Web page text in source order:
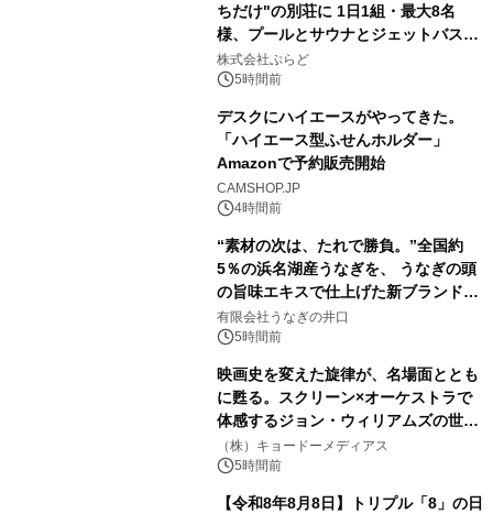
ちだけ"の別荘に 1日1組・最大8名
様、プールとサウナとジェットバス付
きで Villa Mon Temps AWAJIの連泊
素泊りプラン
株式会社ぷらど
5時間前
デスクにハイエースがやってきた。
「ハイエース型ふせんホルダー」
Amazonで予約販売開始
CAMSHOP.JP
4時間前
“素材の次は、たれで勝負。”全国約
5％の浜名湖産うなぎを、 うなぎの頭
の旨味エキスで仕上げた新ブランド
「井口の誉」誕生
有限会社うなぎの井口
5時間前
映画史を変えた旋律が、名場面ととも
に甦る。スクリーン×オーケストラで
体感するジョン・ウィリアムズの世
界。ジョン・ウィリアムズ：シネマ・
スペクタキュラー・コンサート 開催決
定！
（株）キョードーメディアス
5時間前
【令和8年8月8日】トリプル「8」の日